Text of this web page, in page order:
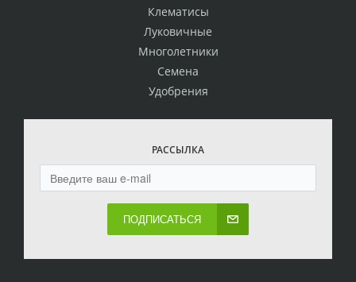
Клематисы
Луковичные
Многолетники
Семена
Удобрения
РАССЫЛКА
ПОДПИСАТЬСЯ